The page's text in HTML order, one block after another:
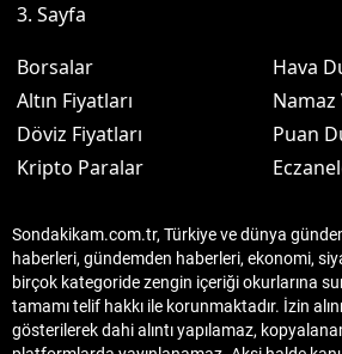
3. Sayfa
Borsalar
Altın Fiyatları
Döviz Fiyatları
Kripto Paralar
Hava
Puan
Sondakikam.com.tr, Türkiye ve dünya
haberleri, gündemden haberleri, ekonomi,
birçok kategoride zengin içeriği okurlarına
tamamı telif hakkı ile korunmaktadır. İzin
gösterilerek dahi alıntı yapılamaz,